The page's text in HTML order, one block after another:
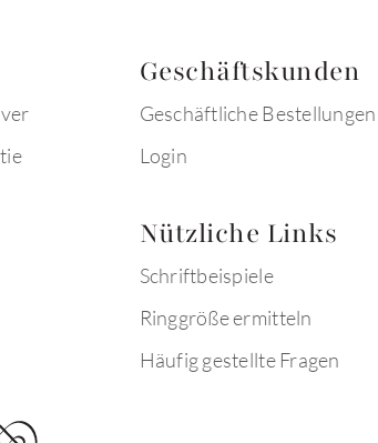
Geschäftskunden
Geschäftliche Bestellungen
Login
Nützliche Links
Schriftbeispiele
Ringgröße ermitteln
Häufig gestellte Fragen